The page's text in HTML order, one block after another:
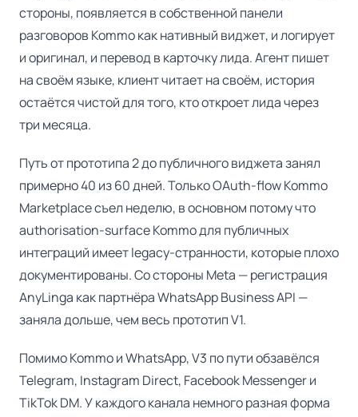
стороны, появляется в собственной панели
разговоров Kommo как нативный виджет, и логирует
и оригинал, и перевод в карточку лида. Агент пишет
на своём языке, клиент читает на своём, история
остаётся чистой для того, кто откроет лида через
три месяца.
Путь от прототипа 2 до публичного виджета занял
примерно 40 из 60 дней. Только OAuth-flow Kommo
Marketplace съел неделю, в основном потому что
authorisation-surface Kommo для публичных
интеграций имеет legacy-странности, которые плохо
документированы. Со стороны Meta — регистрация
AnyLinga как партнёра WhatsApp Business API —
заняла дольше, чем весь прототип V1.
Помимо Kommo и WhatsApp, V3 по пути обзавёлся
Telegram, Instagram Direct, Facebook Messenger и
TikTok DM. У каждого канала немного разная форма